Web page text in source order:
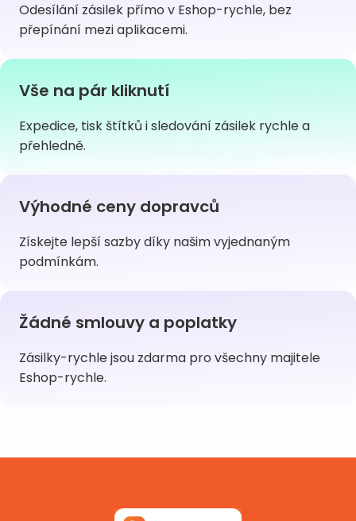
Odesílání zásilek přímo v Eshop-rychle, bez
přepínání mezi aplikacemi.
Vše na pár kliknutí
Expedice, tisk štítků i sledování zásilek rychle a
přehledně.
Výhodné ceny dopravců
Získejte lepší sazby díky našim vyjednaným
podmínkám.
Žádné smlouvy a poplatky
Zásilky-rychle jsou zdarma pro všechny majitele
Eshop-rychle.